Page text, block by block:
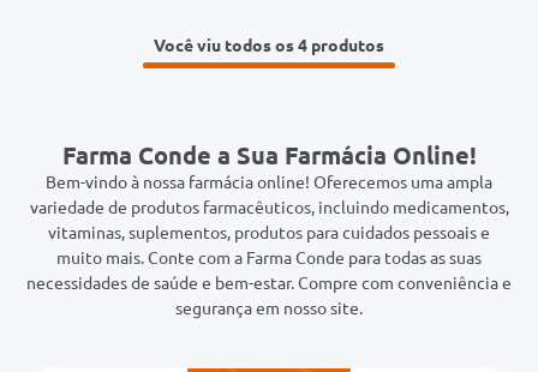
Você viu todos os 4
Farma Conde a Sua Farmácia Online!
Bem-vindo à nossa farmácia online! Oferecemos uma ampla
variedade de produtos farmacêuticos, incluindo medicamentos,
vitaminas, suplementos, produtos para cuidados pessoais e
muito mais. Conte com a Farma Conde para todas as suas
necessidades de saúde e bem-estar. Compre com conveniência e
segurança em nosso site.